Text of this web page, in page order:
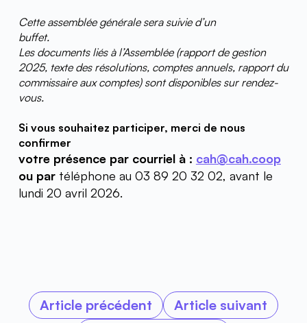
Cette assemblée générale sera suivie d’un
buffet.
Les documents liés à l’Assemblée (rapport de gestion
2025, texte des résolutions, comptes annuels, rapport du
commissaire aux comptes) sont disponibles sur rendez-
vous.
Si vous souhaitez participer, merci de nous
confirmer
votre présence par courriel à : cah@cah.coop
ou par téléphone au 03 89 20 32 02, avant le
lundi 20 avril 2026.
Article précédent
Article suivant